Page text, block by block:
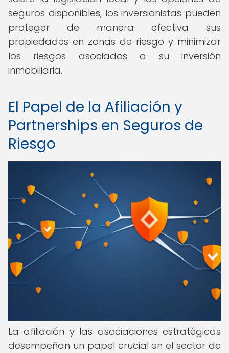
seguros disponibles, los inversionistas pueden
proteger de manera efectiva sus
propiedades en zonas de riesgo y minimizar
los riesgos asociados a su inversión
inmobiliaria.
El Papel de la Afiliación y
Partnerships en Seguros de
Riesgo
La afiliación y las asociaciones estratégicas
desempeñan un papel crucial en el sector de